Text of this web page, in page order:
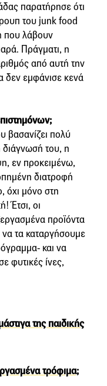
παρατήρησε ότι
του junk food
που λάβουν
Πράγματι, η
από αυτή την
εμφάνισε κενά
βασανίζει πολύ
διάγνωσή του, η
εν προκειμένω,
διατροφή
όχι μόνο στη
Έτσι, οι
προϊόντα
τα καταργήσουμε
και να
φυτικές ίνες,
της παιδικής
τρόφιμα;